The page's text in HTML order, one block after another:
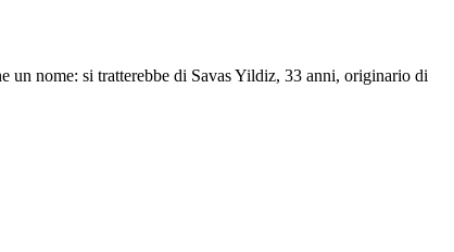
un nome: si tratterebbe di Savas Yildiz, 33 anni, originario di